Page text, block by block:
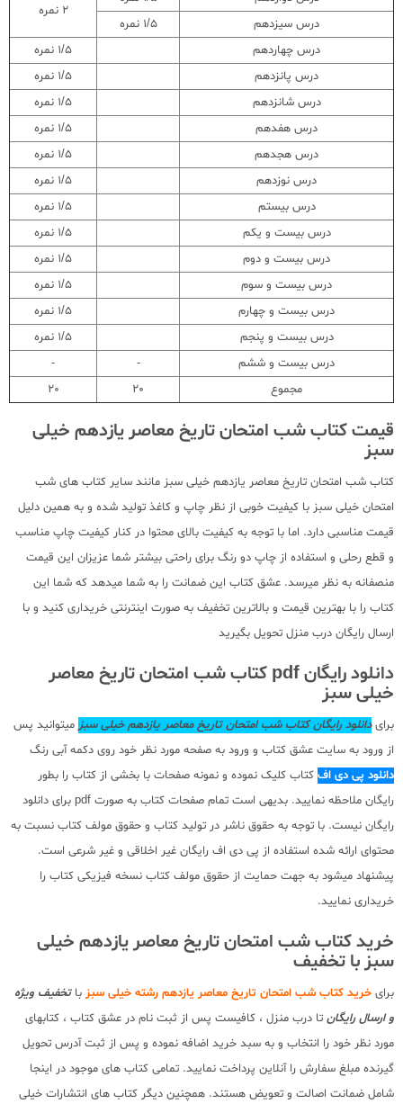
2 نمره
درس سیزدهم
1/5 نمره
درس چهاردهم
1/5 نمره
درس پانزدهم
1/5 نمره
درس شانزدهم
1/5 نمره
درس هفدهم
1/5 نمره
درس هجدهم
1/5 نمره
درس نوزدهم
1/5 نمره
درس بیستم
1/5 نمره
درس بیست و یکم
1/5 نمره
درس بیست و دوم
1/5 نمره
درس بیست و سوم
1/5 نمره
درس بیست و چهارم
1/5 نمره
درس بیست و پنجم
1/5 نمره
درس بیست و ششم
-
-
مجموع
20
20
قیمت کتاب شب امتحان تاریخ معاصر یازدهم خیلی
سبز
کتاب شب امتحان تاریخ معاصر یازدهم خیلی سبز مانند سایر کتاب های شب
امتحان خیلی سبز با کیفیت خوبی از نظر چاپ و کاغذ تولید شده و به همین دلیل
قیمت مناسبی دارد. اما با توجه به کیفیت بالای محتوا در کنار کیفیت چاپ مناسب
و قطع رحلی و استفاده از چاپ دو رنگ برای راحتی بیشتر شما عزیزان این قیمت
منصفانه به نظر میرسد. عشق کتاب این ضمانت را به شما میدهد که شما این
کتاب را با بهترین قیمت و بالاترین تخفیف به صورت اینترنتی خریداری کنید و با
ارسال رایگان درب منزل تحویل بگیرید
دانلود رایگان pdf کتاب شب امتحان تاریخ معاصر
خیلی سبز
برایدانلود رایگان کتاب شب امتحان تاریخ معاصر یازدهم خیلی سبزمیتوانید پس
از ورود به سایت عشق کتاب و ورود به صفحه مورد نظر خود روی دکمه آبی رنگ
دانلود پی دی اف کتاب کلیک نموده و نمونه صفحات با بخشی از کتاب را بطور
رایگان ملاحظه نمایید. بدیهی است تمام صفحات کتاب به صورت pdf برای دانلود
رایگان نیست. با توجه به حقوق ناشر در تولید کتاب و حقوق مولف کتاب نسبت به
محتوای ارائه شده استفاده از پی دی اف رایگان غیر اخلاقی و غیر شرعی است.
پیشنهاد میشود به جهت حمایت از حقوق مولف کتاب نسخه فیزیکی کتاب را
خریداری نمایید.
خرید کتاب شب امتحان تاریخ معاصر یازدهم خیلی
سبز با تخفیف
برای خرید کتاب شب امتحان تاریخ معاصر یازدهم رشته خیلی سبز باتخفیف ویژه
و ارسال رایگان تا درب منزل ، کافیست پس از ثبت نام در عشق کتاب ، کتابهای
مورد نظر خود را انتخاب و به سبد خرید اضافه نموده و پس از ثبت آدرس تحویل
گیرنده مبلغ سفارش را آنلاین پرداخت نمایید. تمامی کتاب های موجود در اینجا
شامل ضمانت اصالت و تعویض هستند. همچنین دیگر کتاب های انتشارات خیلی